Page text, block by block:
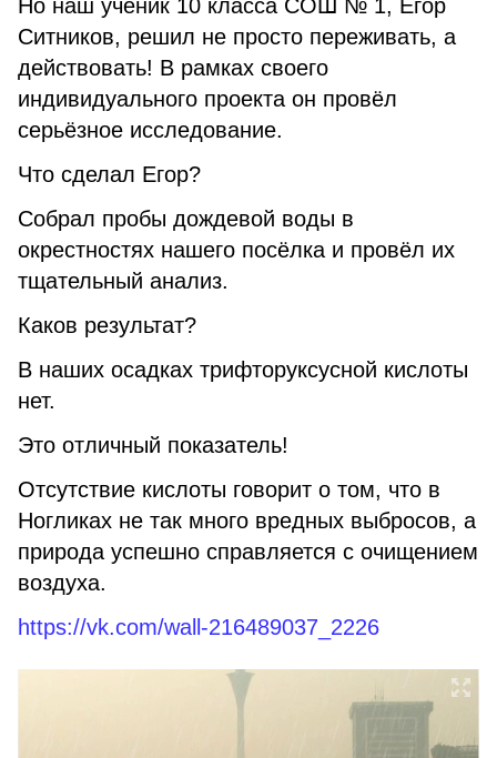
Но наш ученик 10 класса СОШ № 1, Егор
Ситников, решил не просто переживать, а
действовать! В рамках своего
индивидуального проекта он провёл
серьёзное исследование.
Что сделал Егор?
Собрал пробы дождевой воды в
окрестностях нашего посёлка и провёл их
тщательный анализ.
Каков результат?
В наших осадках трифторуксусной кислоты
нет.
Это отличный показатель!
Отсутствие кислоты говорит о том, что в
Ногликах не так много вредных выбросов, а
природа успешно справляется с очищением
воздуха.
https://vk.com/wall-216489037_2226